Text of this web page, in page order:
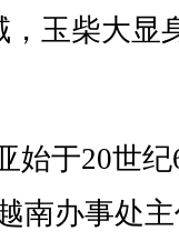
玉柴大显
始于20世
南办事处